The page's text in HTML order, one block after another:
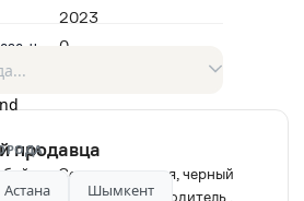
2023
ч
0
продавца
Септик, траншея, черный
уборка итд. Опытный водитель .
Астана
Шымкент